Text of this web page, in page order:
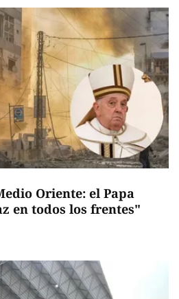
Oriente: el Papa
en todos los frentes"